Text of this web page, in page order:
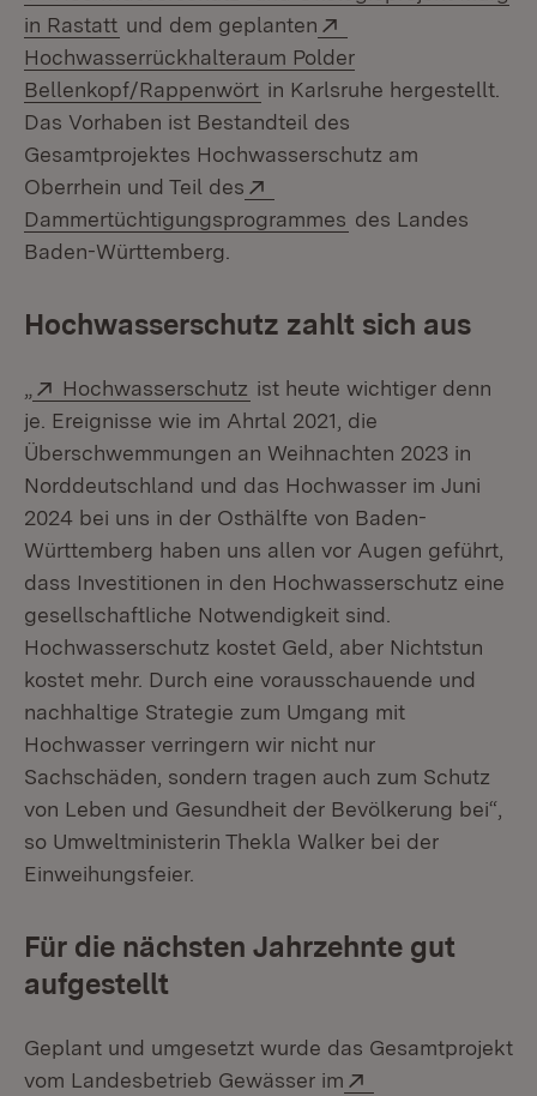
in Rastatt (Öffnet in neuem Fenster)
und dem geplanten
Hochwasserrückhalteraum Polder
Bellenkopf/Rappenwört (Öffnet in neuem Fenster)
in Karlsruhe hergestellt.
Das Vorhaben ist Bestandteil des
Gesamtprojektes Hochwasserschutz am
Oberrhein und Teil des
Dammertüchtigungsprogrammes (Öffnet in neuem
des Landes
Baden-Württemberg.
Hochwasserschutz zahlt sich aus
Extern:
Hochwasserschutz (Öffnet in neuem Fenster)
ist heute wichtiger denn
je. Ereignisse wie im Ahrtal 2021, die
Überschwemmungen an Weihnachten 2023 in
Norddeutschland und das Hochwasser im Juni
2024 bei uns in der Osthälfte von Baden-
Württemberg haben uns allen vor Augen geführt,
dass Investitionen in den Hochwasserschutz eine
gesellschaftliche Notwendigkeit sind.
Hochwasserschutz kostet Geld, aber Nichtstun
kostet mehr. Durch eine vorausschauende und
nachhaltige Strategie zum Umgang mit
Hochwasser verringern wir nicht nur
Sachschäden, sondern tragen auch zum Schutz
von Leben und Gesundheit der Bevölkerung bei“,
so Umweltministerin Thekla Walker bei der
Einweihungsfeier.
Für die nächsten Jahrzehnte gut
aufgestellt
Geplant und umgesetzt wurde das Gesamtprojekt
vom Landesbetrieb Gewässer im